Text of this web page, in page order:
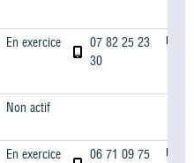
En exercice
07 82 25 23
30
Non actif
En exercice
06 71 09 75